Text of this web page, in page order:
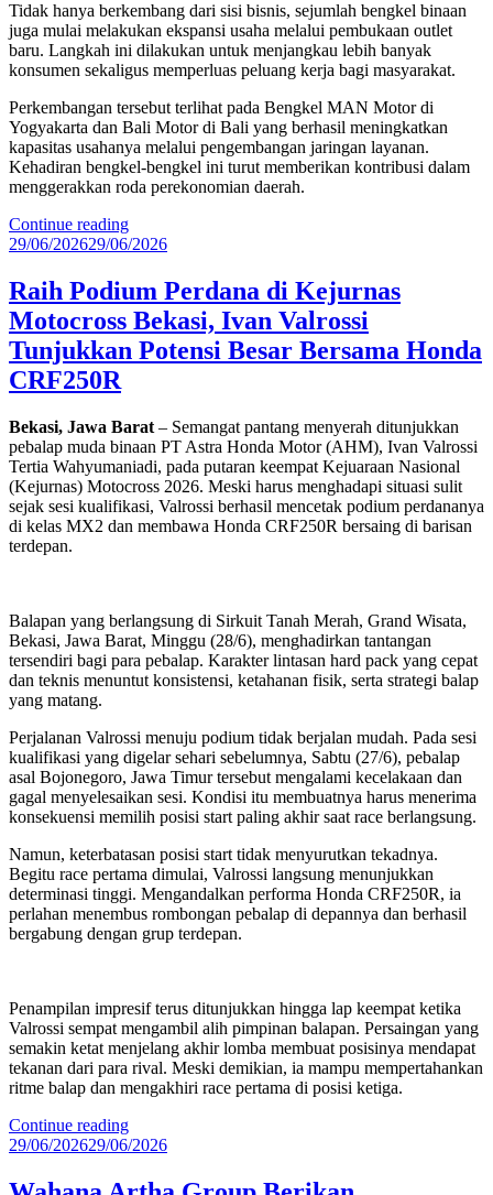
Tidak hanya berkembang dari sisi bisnis, sejumlah bengkel binaan
juga mulai melakukan ekspansi usaha melalui pembukaan outlet
baru. Langkah ini dilakukan untuk menjangkau lebih banyak
konsumen sekaligus memperluas peluang kerja bagi masyarakat.
Perkembangan tersebut terlihat pada Bengkel MAN Motor di
Yogyakarta dan Bali Motor di Bali yang berhasil meningkatkan
kapasitas usahanya melalui pengembangan jaringan layanan.
Kehadiran bengkel-bengkel ini turut memberikan kontribusi dalam
menggerakkan roda perekonomian daerah.
Continue reading“Bengkel
Binaan
AHM
Tumbuh
Pesat,
Raup
Omzet
dan
Jadi
Penopang
Ekonomi
Daerah”
Posted
29/06/202629/06/2026
Raih Podium Perdana di Kejurnas
Motocross Bekasi, Ivan Valrossi
Tunjukkan Potensi Besar Bersama Honda
CRF250R
Bekasi, Jawa Barat – Semangat pantang menyerah ditunjukkan
pebalap muda binaan PT Astra Honda Motor (AHM), Ivan Valrossi
Tertia Wahyumaniadi, pada putaran keempat Kejuaraan Nasional
(Kejurnas) Motocross 2026. Meski harus menghadapi situasi sulit
sejak sesi kualifikasi, Valrossi berhasil mencetak podium perdananya
di kelas MX2 dan membawa Honda CRF250R bersaing di barisan
terdepan.
Balapan yang berlangsung di Sirkuit Tanah Merah, Grand Wisata,
Bekasi, Jawa Barat, Minggu (28/6), menghadirkan tantangan
tersendiri bagi para pebalap. Karakter lintasan hard pack yang cepat
dan teknis menuntut konsistensi, ketahanan fisik, serta strategi balap
yang matang.
Perjalanan Valrossi menuju podium tidak berjalan mudah. Pada sesi
kualifikasi yang digelar sehari sebelumnya, Sabtu (27/6), pebalap
asal Bojonegoro, Jawa Timur tersebut mengalami kecelakaan dan
gagal menyelesaikan sesi. Kondisi itu membuatnya harus menerima
konsekuensi memilih posisi start paling akhir saat race berlangsung.
Namun, keterbatasan posisi start tidak menyurutkan tekadnya.
Begitu race pertama dimulai, Valrossi langsung menunjukkan
determinasi tinggi. Mengandalkan performa Honda CRF250R, ia
perlahan menembus rombongan pebalap di depannya dan berhasil
bergabung dengan grup terdepan.
Penampilan impresif terus ditunjukkan hingga lap keempat ketika
Valrossi sempat mengambil alih pimpinan balapan. Persaingan yang
semakin ketat menjelang akhir lomba membuat posisinya mendapat
tekanan dari para rival. Meski demikian, ia mampu mempertahankan
ritme balap dan mengakhiri race pertama di posisi ketiga.
Continue reading“Raih
Podium
Posted
29/06/202629/06/2026